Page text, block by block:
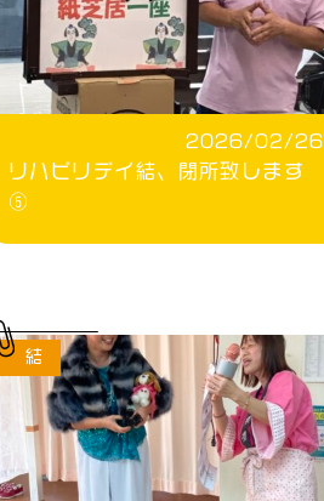
2026/02/26
リハビリデイ結、閉所致します
⑤
結